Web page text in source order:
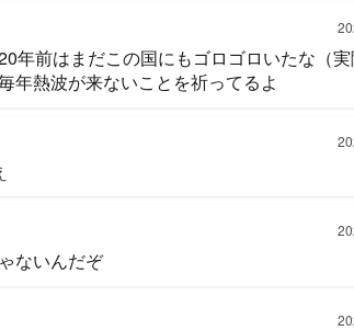
年前はまだこの国にもゴロゴロいたな（
熱波が来ないことを祈ってるよ
ないんだぞ